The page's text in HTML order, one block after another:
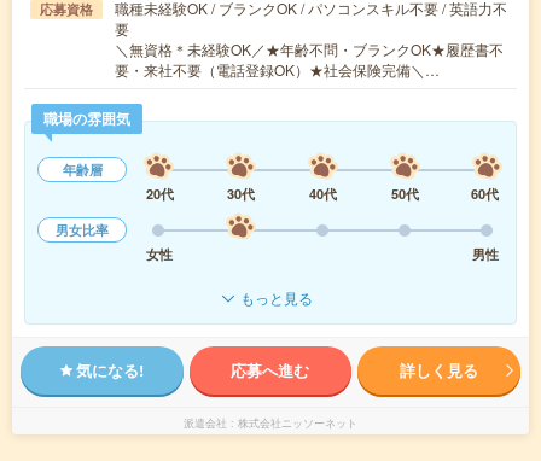
応募資格
職種未経験OK / ブランクOK / パソコンスキル不要 / 英語力不
要
＼無資格＊未経験OK／★年齢不問・ブランクOK★履歴書不
要・来社不要（電話登録OK）★社会保険完備＼…
職場の雰囲気
年齢層
20代
30代 40代 50代
60代
男女比率
女性
男性
もっと見る
気になる! 応募へ進む 詳しく見る
派遣会社 株式会社ニッソーネット